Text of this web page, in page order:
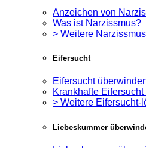
Anzeichen von
Was ist Narzissmus?
> Weitere
Eifersucht
Eifersucht
Krankhafte
> Weitere Eifersucht-
Liebeskummer